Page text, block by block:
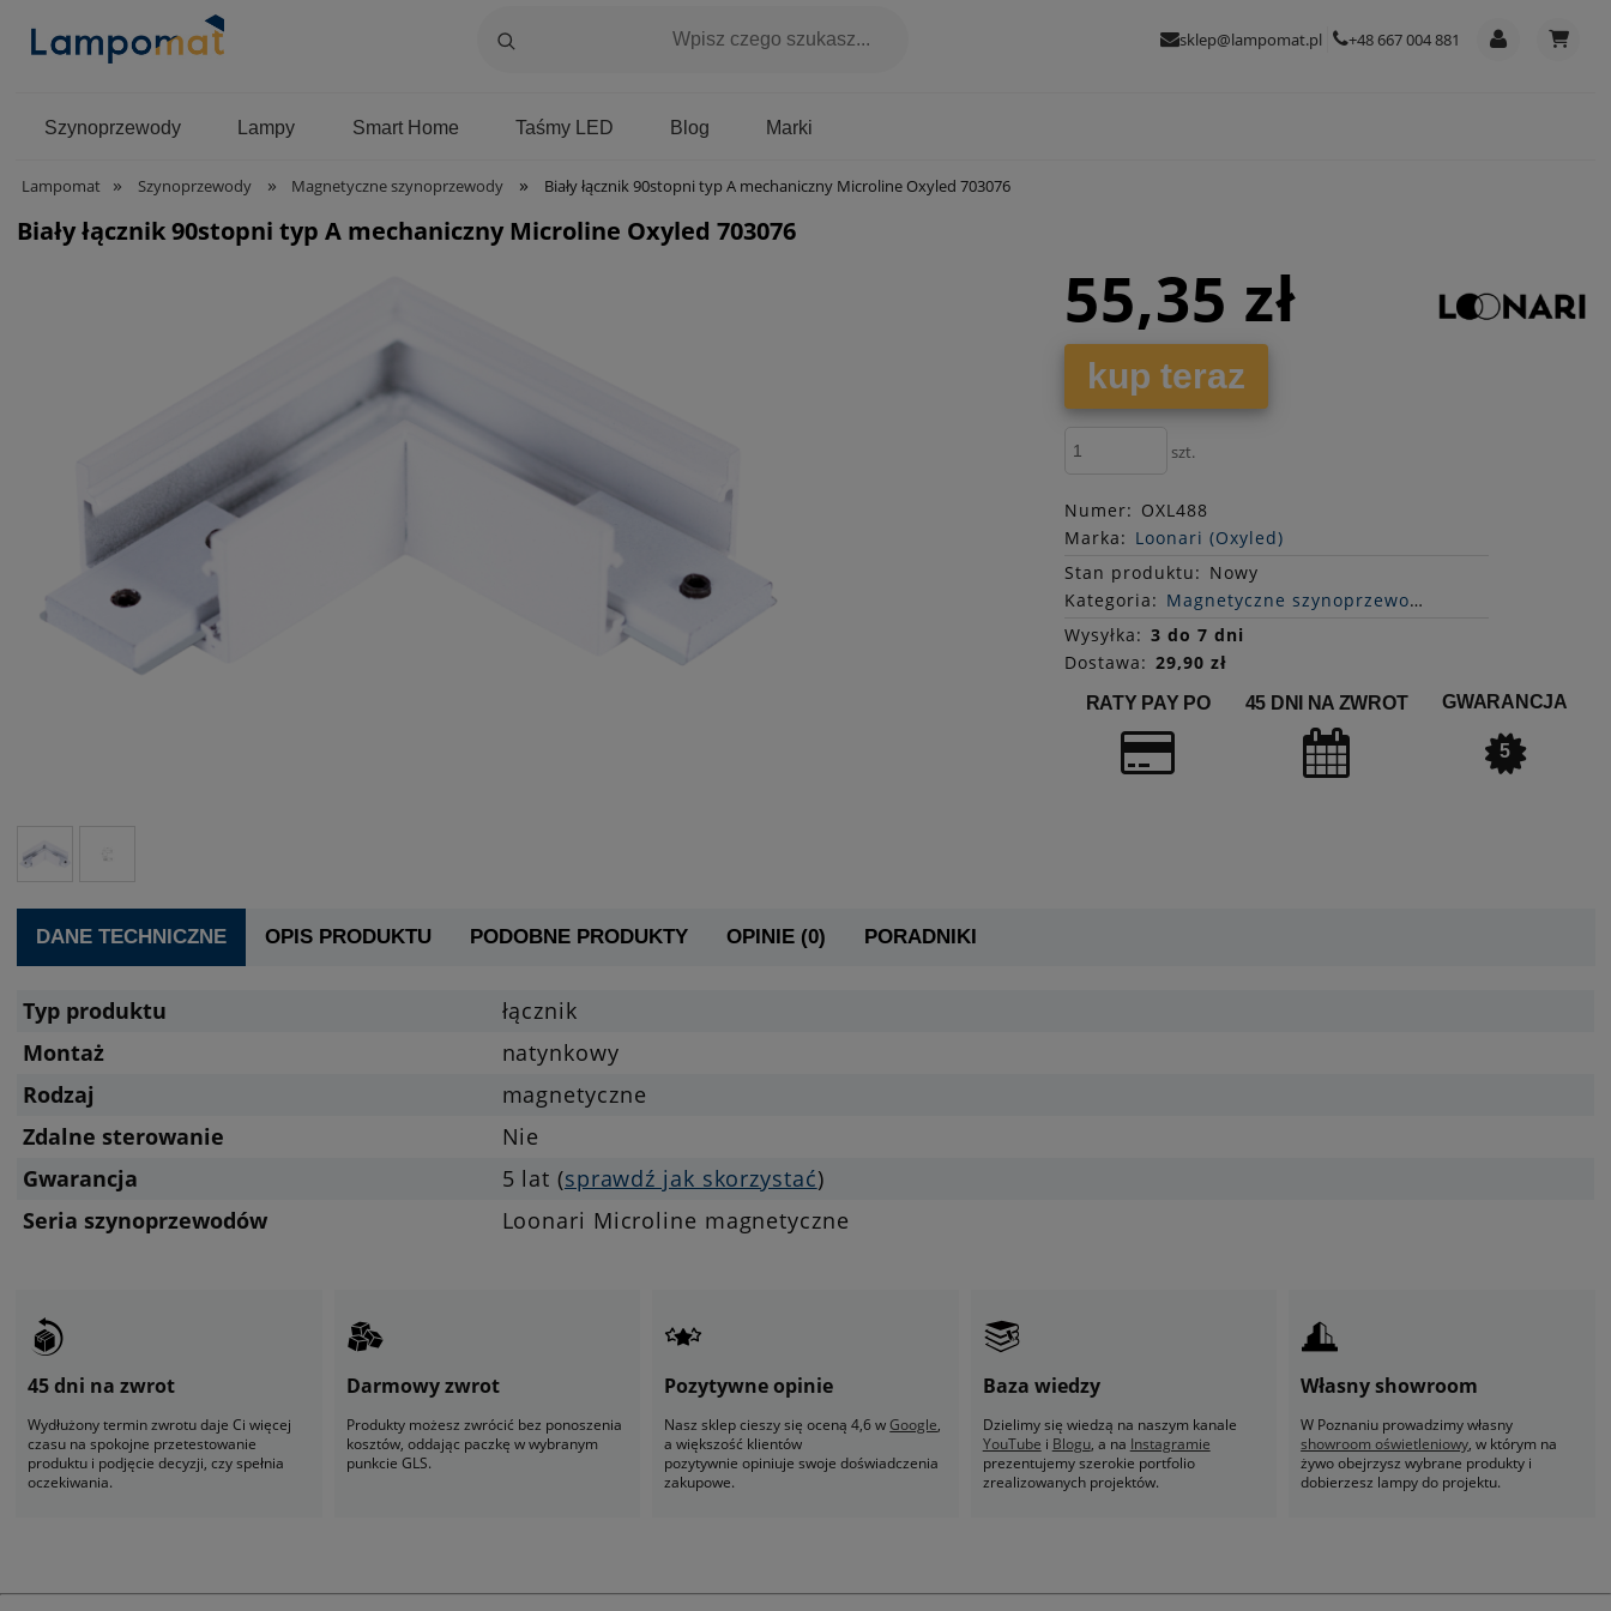
sklep@lampomat.pl +48 667 004 881
Szynoprzewody Lampy Smart Home Blog
Taśmy LED Marki
Lampomat » Szynoprzewody » Magnetyczne szynoprzewody » Biały łącznik 90stopni typ A mechaniczny Microline Oxyled 703076
Biały łącznik 90stopni typ A mechaniczny Microline Oxyled 703076
55,35 zł
kup teraz
szt.
Numer: OXL488
Marka: Loonari (Oxyled)
Stan produktu: Nowy
Kategoria: Magnetyczne szynoprzewody
Wysyłka: 3 do 7 dni
Dostawa: 29,90 zł
RATY PAY PO 45 DNI NA ZWROT GWARANCJA
5
DANE TECHNICZNE OPIS PRODUKTU PODOBNE PRODUKTY OPINIE (0) PORADNIKI
Typ produktu
łącznik
Montaż
natynkowy
Rodzaj
magnetyczne
Zdalne sterowanie
Nie
Gwarancja
5 lat (sprawdź jak skorzystać)
Seria szynoprzewodów
Loonari Microline magnetyczne
45 dni na zwrot
Wydłużony termin zwrotu daje Ci więcej
czasu na spokojne przetestowanie
produktu i podjęcie decyzji, czy spełnia
oczekiwania.
Darmowy zwrot
Produkty możesz zwrócić bez ponoszenia
kosztów, oddając paczkę w wybranym
punkcie GLS.
Pozytywne opinie
Nasz sklep cieszy się oceną 4,6 wGoogle,
a większość klientów
pozytywnie opiniuje swoje doświadczenia
zakupowe.
Baza wiedzy
Dzielimy się wiedzą na naszym kanale
YouTube i Blogu, a na Instagramie
prezentujemy szerokie portfolio
zrealizowanych projektów.
Własny showroom
W Poznaniu prowadzimy własny
showroom oświetleniowy, w którym na
żywo obejrzysz wybrane produkty i
dobierzesz lampy do projektu.